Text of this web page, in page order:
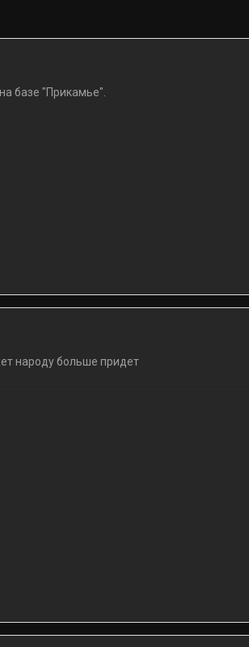
базе "Прикамье".
народу больше придет